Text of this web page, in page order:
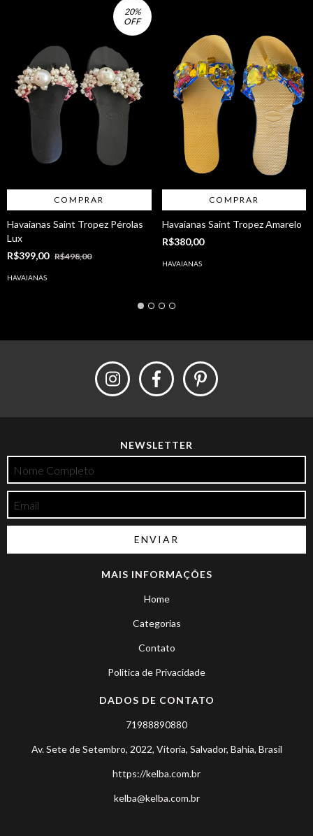
20%
OFF
COMPRAR
Havaianas Saint Tropez Pérolas
Lux
R$399,00 R$498,00
HAVAIANAS
COMPRAR
Havaianas Saint Tropez Amarelo
R$380,00
HAVAIANAS
NEWSLETTER
MAIS INFORMAÇÕES
Home
Categorias
Contato
Politica de Privacidade
DADOS DE CONTATO
71988890880
Av. Sete de Setembro, 2022, Vitoria, Salvador, Bahia, Brasil
https://kelba.com.br
kelba@kelba.com.br